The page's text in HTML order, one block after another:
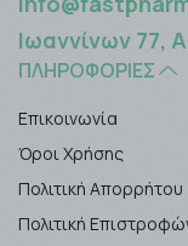
Ιωαννίνων 77,
ΠΛΗΡΟΦΟΡΊΕΣ
Επικοινωνία
Όροι Χρήσης
Πολιτική Απορρήτου
Πολιτική